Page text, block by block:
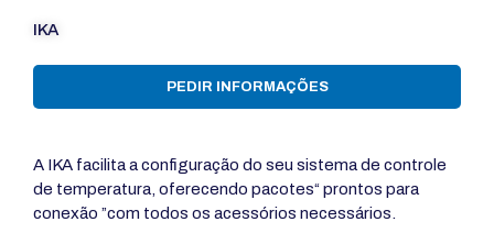
IKA
PEDIR INFORMAÇÕES
A IKA facilita a configuração do seu sistema de controle
de temperatura, oferecendo pacotes“ prontos para
conexão ”com todos os acessórios necessários.